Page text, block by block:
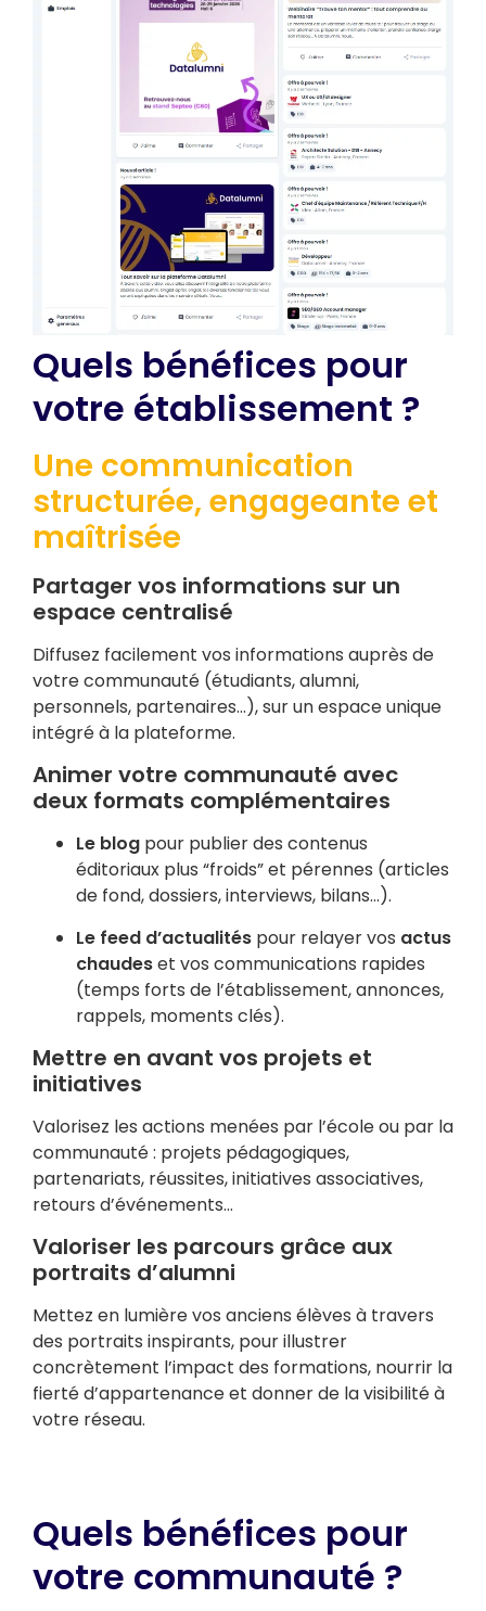
Quels bénéfices pour
votre établissement ?
Une communication
structurée, engageante et
maîtrisée
Partager vos informations sur un
espace centralisé
Diffusez facilement vos informations auprès de
votre communauté (étudiants, alumni,
personnels, partenaires…), sur un espace unique
intégré à la plateforme.
Animer votre communauté avec
deux formats complémentaires
Le blog pour publier des contenus
éditoriaux plus “froids” et pérennes (articles
de fond, dossiers, interviews, bilans…).
Le feed d’actualités pour relayer vos actus
chaudeset vos communications rapides
(temps forts de l’établissement, annonces,
rappels, moments clés).
Mettre en avant vos projets et
initiatives
Valorisez les actions menées par l’école ou par la
communauté : projets pédagogiques,
partenariats, réussites, initiatives associatives,
retours d’événements…
Valoriser les parcours grâce aux
portraits d’alumni
Mettez en lumière vos anciens élèves à travers
des portraits inspirants, pour illustrer
concrètement l’impact des formations, nourrir la
fierté d’appartenance et donner de la visibilité à
votre réseau.
Quels bénéfices pour
votre communauté ?